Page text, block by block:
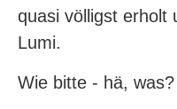
quasi völligst erholt
Lumi.
Wie bitte - hä, was?